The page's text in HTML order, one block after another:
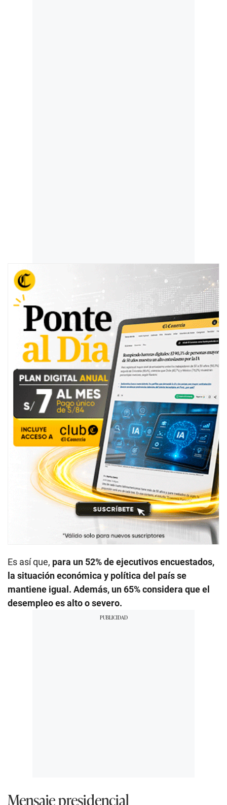
Es así que, para un 52% de ejecutivos encuestados,
la situación económica y política del país se
mantiene igual. Además, un 65% considera que el
desempleo es alto o severo.
Mensaje presidencial